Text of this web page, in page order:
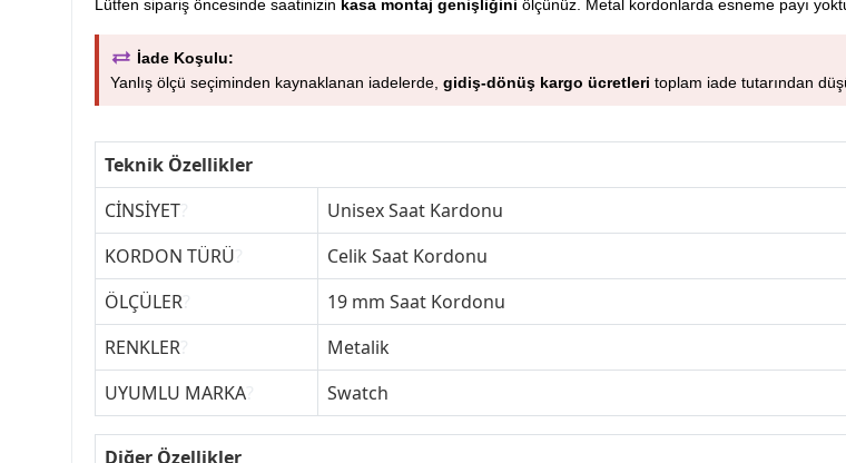
Lütfen sipariş öncesinde saatinizin kasa montaj genişliğini ölçünüz. Metal kordonlarda esneme payı
İade Koşulu:
Yanlış ölçü seçiminden kaynaklanan iadelerde, gidiş-dönüş kargo ücretleri toplam iade tutarından
Teknik Özellikler
CİNSİYET
Unisex Saat Kardonu
KORDON TÜRÜ
Celik Saat Kordonu
ÖLÇÜLER
19 mm Saat Kordonu
RENKLER
Metalik
UYUMLU MARKA
Swatch
Diğer Özellikler